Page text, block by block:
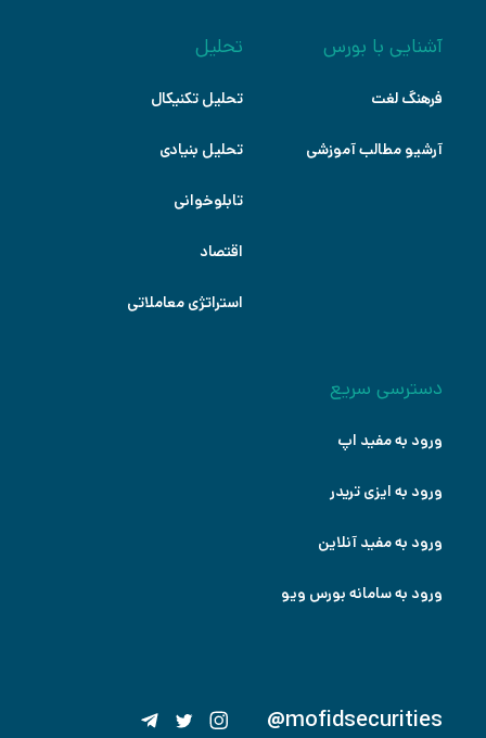
@mofidsecurities
آشنایی با بورس
فرهنگ لغت
آرشیو مطالب آموزشی
تحلیل
تحلیل تکنیکال
تحلیل بنیادی
تابلوخوانی
اقتصاد
استراتژی معاملاتی
دسترسی سریع
ورود به مفید اپ
ورود به ایزی تریدر
ورود به مفید آنلاین
ورود به سامانه بورس ویو